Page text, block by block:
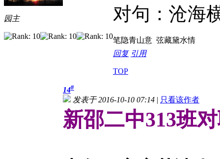
园主
对句：沧海
笔隐青山意 弦藏黛水情
回复 引用
TOP
14#
发表于 2016-10-10 07:14 | 只看该作者
新邵二中313班